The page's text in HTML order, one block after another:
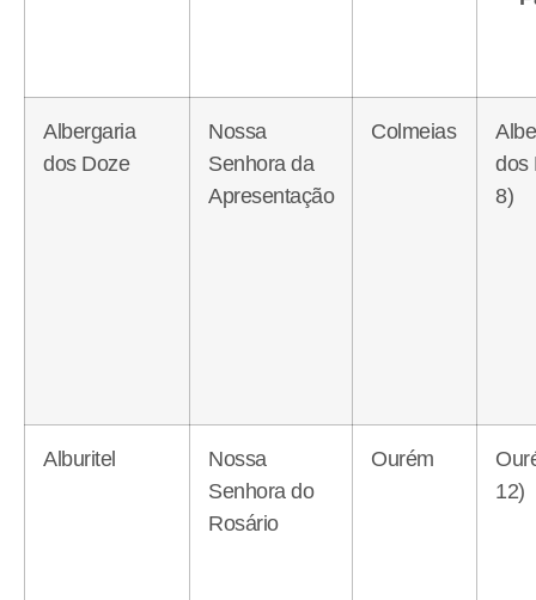
Albergaria
dos Doze
Nossa
Senhora da
Apresentação
Colmeias
dos
8)
Alburitel
Nossa
Senhora do
Rosário
Ourém
12)